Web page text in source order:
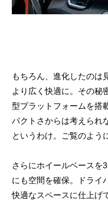
もちろん、進化したのは
より広く快適に。その秘
型プラットフォームを搭
パクトさからは考えられ
というわけ。ご覧のよう
さらにホイールベースを
にも空間を確保。ドライ
快適なスペースに仕上げ